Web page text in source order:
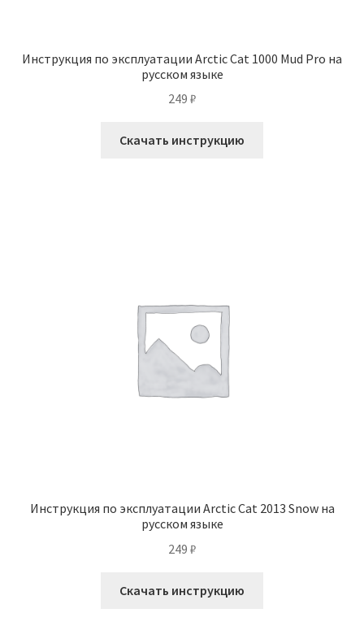
Инструкция по эксплуатации Arctic Cat 1000 Mud Pro на
русском языке
249 ₽
Скачать инструкцию
Инструкция по эксплуатации Arctic Cat 2013 Snow на
русском языке
249 ₽
Скачать инструкцию